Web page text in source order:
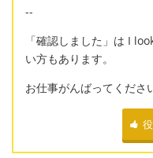
--
「確認しました」は I
い方もあります。
お仕事がんばってくださ